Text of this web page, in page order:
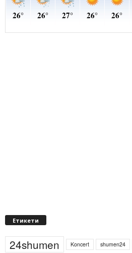
Етикети
24shumen Koncert shumen24